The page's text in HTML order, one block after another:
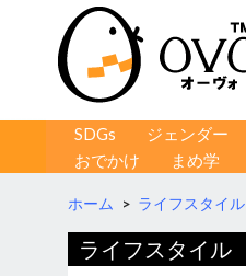
コンテンツへ移動
SDGs ジェンダー
おでかけ
まめ学
ホーム > ライフスタイル
ライフスタイル